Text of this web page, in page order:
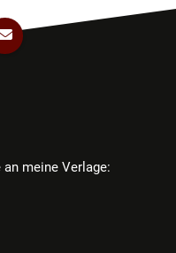
meine Verlage: